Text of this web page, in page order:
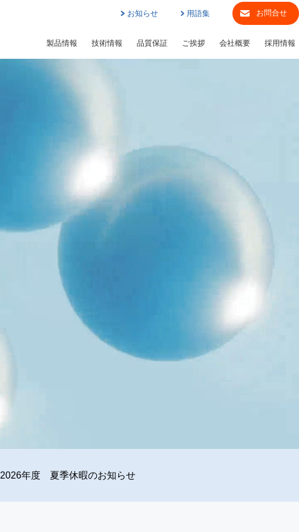
お知らせ 用語集 お問合せ
製品情報 技術情報 品質保証 ご挨拶 会社概要 採用情報
2026年度 夏季休暇のお知らせ